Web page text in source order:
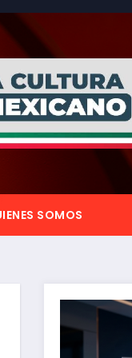
SOMOS